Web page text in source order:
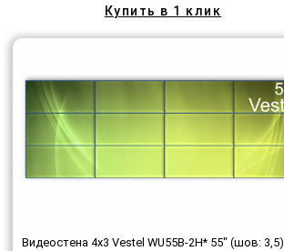
Купить в 1 клик
Видеостена 4x3 Vestel WU55B-2H* 55" (шов: 3,5)